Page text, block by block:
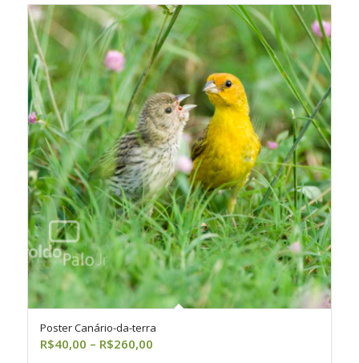
R$260,00
Poster Canário-da-terra
R$40,00 – R$260,00Faixa